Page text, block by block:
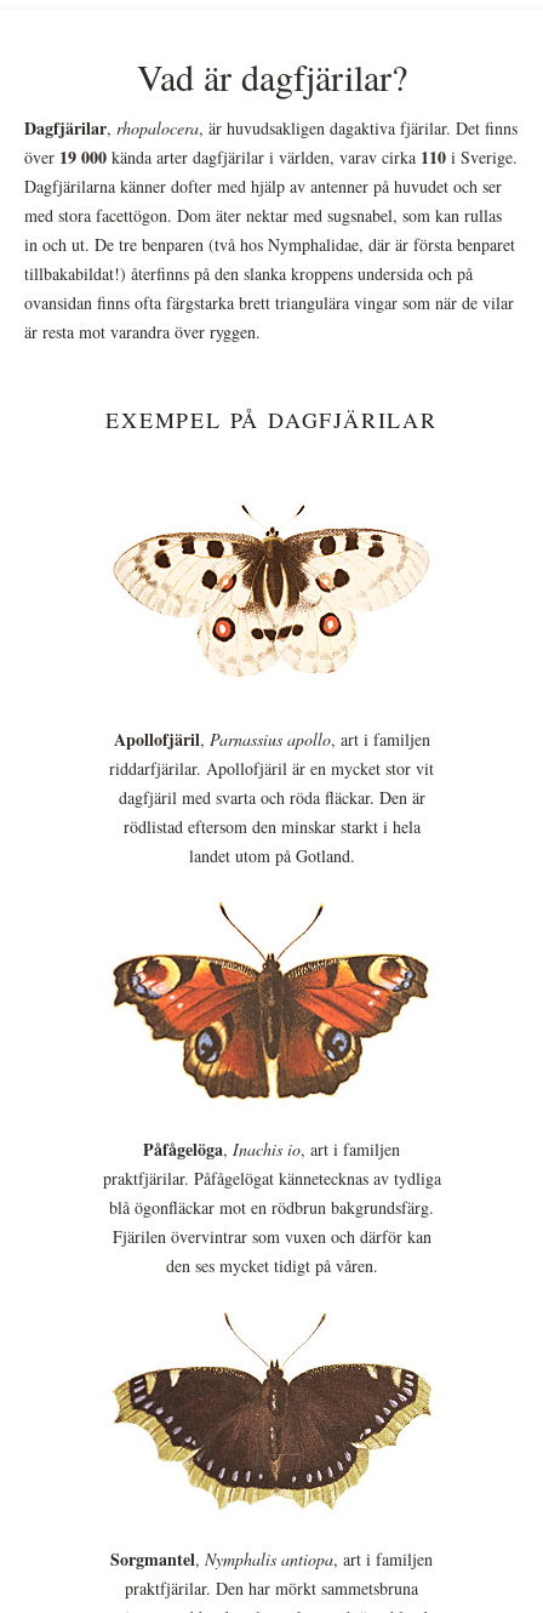
Vad är dagfjärilar?
Dagfjärilar, rhopalocera, är huvudsakligen dagaktiva fjärilar. Det finns
över 19 000 kända arter dagfjärilar i världen, varav cirka 110 i Sverige.
Dagfjärilarna känner dofter med hjälp av antenner på huvudet och ser
med stora facettögon. Dom äter nektar med sugsnabel, som kan rullas
in och ut. De tre benparen (två hos Nymphalidae, där är första benparet
tillbakabildat!) återfinns på den slanka kroppens undersida och på
ovansidan finns ofta färgstarka brett triangulära vingar som när de vilar
är resta mot varandra över ryggen.
EXEMPEL PÅ DAGFJÄRILAR
Apollofjäril, Parnassius apollo, art i familjen
riddarfjärilar. Apollofjäril är en mycket stor vit
dagfjäril med svarta och röda fläckar. Den är
rödlistad eftersom den minskar starkt i hela
landet utom på Gotland.
Påfågelöga, Inachis io, art i familjen
praktfjärilar. Påfågelögat kännetecknas av tydliga
blå ögonfläckar mot en rödbrun bakgrundsfärg.
Fjärilen övervintrar som vuxen och därför kan
den ses mycket tidigt på våren.
Sorgmantel, Nymphalis antiopa, art i familjen
praktfjärilar. Den har mörkt sammetsbruna